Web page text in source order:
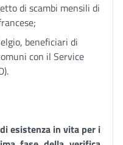
di scambi mensili di
beneficiari di
con il Service
esistenza in vita per i